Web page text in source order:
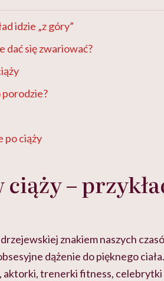
idzie „z góry”
dać się zwariować?
porodzie?
po ciąży
–
znakiem naszych
dążenie do pięknego
trenerki fitness, celebrytki